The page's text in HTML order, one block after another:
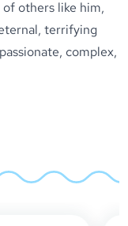
others like him,
terrifying
complex,